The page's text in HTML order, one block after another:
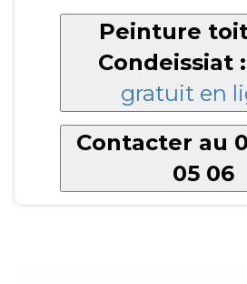
Peinture
Condeissiat :
gratuit en
Contacter au
05 06